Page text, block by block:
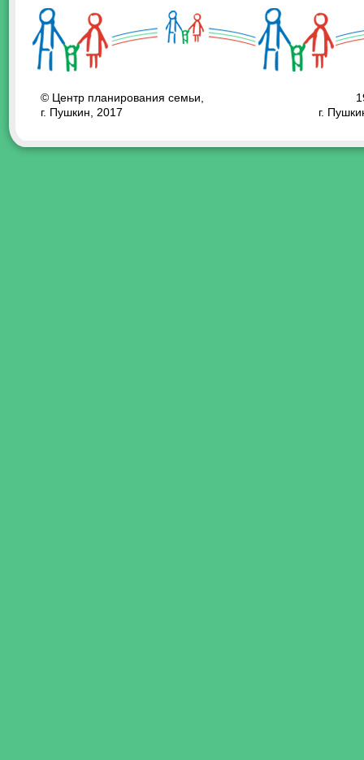
© Центр планирования семьи,
г. Пушкин, 2017
г.